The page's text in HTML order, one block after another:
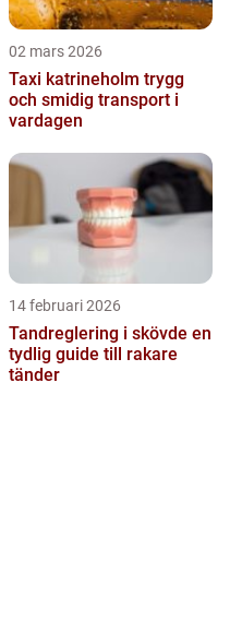
02 mars 2026
Taxi katrineholm trygg
och smidig transport i
vardagen
14 februari 2026
Tandreglering i skövde en
tydlig guide till rakare
tänder